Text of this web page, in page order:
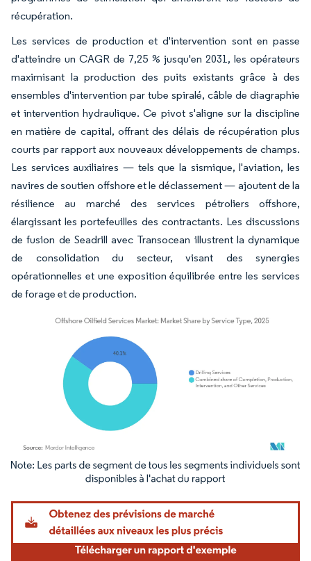
récupération.
Les services de production et d'intervention sont en passe
d'atteindre un CAGR de 7,25 % jusqu'en 2031, les opérateurs
maximisant la production des puits existants grâce à des
ensembles d'intervention par tube spiralé, câble de diagraphie
et intervention hydraulique. Ce pivot s'aligne sur la discipline
en matière de capital, offrant des délais de récupération plus
courts par rapport aux nouveaux développements de champs.
Les services auxiliaires — tels que la sismique, l'aviation, les
navires de soutien offshore et le déclassement — ajoutent de la
résilience au marché des services pétroliers offshore,
élargissant les portefeuilles des contractants. Les discussions
de fusion de Seadrill avec Transocean illustrent la dynamique
de consolidation du secteur, visant des synergies
opérationnelles et une exposition équilibrée entre les services
de forage et de production.
Image © Mordor Intelligence. La réutilisation nécessite une attribution sous CC BY